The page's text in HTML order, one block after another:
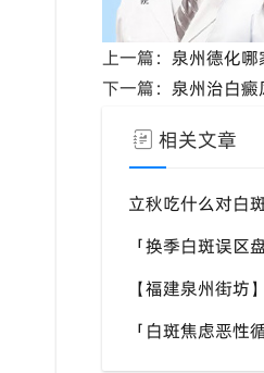
上一篇： 泉州德化
下一篇： 泉州治白癜
相关文章